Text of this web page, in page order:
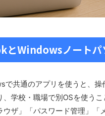
とWindowsノートパ
で共通のアプリを使うと、
、学校・職場で別OSを使う
ウザ」「パスワード管理」「